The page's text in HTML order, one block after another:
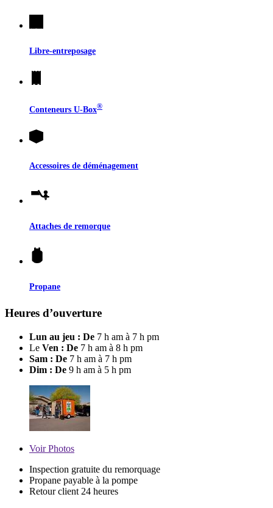
Libre-entreposage
Conteneurs U-Box®
Accessoires de déménagement
Attaches de remorque
Propane
Heures d’ouverture
Lun au jeu : De 7 h am à 7 h pm
Le Ven : De 7 h am à 8 h pm
Sam : De 7 h am à 7 h pm
Dim : De 9 h am à 5 h pm
VoirPhotos
Inspection gratuite du remorquage
Propane payable à la pompe
Retour client 24 heures